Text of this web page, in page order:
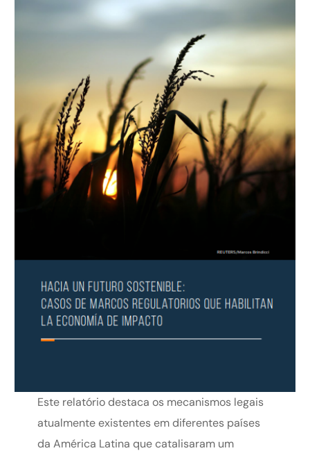
Este relatório destaca os mecanismos legais
atualmente existentes em diferentes países
da América Latina que catalisaram um